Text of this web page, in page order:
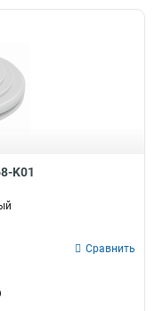
K01
Сравнить